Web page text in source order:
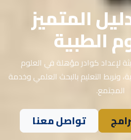
المتميز
الطبية
لإعداد كوادر مؤهلة في العلوم
ونربط التعليم بالبحث العلمي وخدمة
المجتمع.
تواصل معنا